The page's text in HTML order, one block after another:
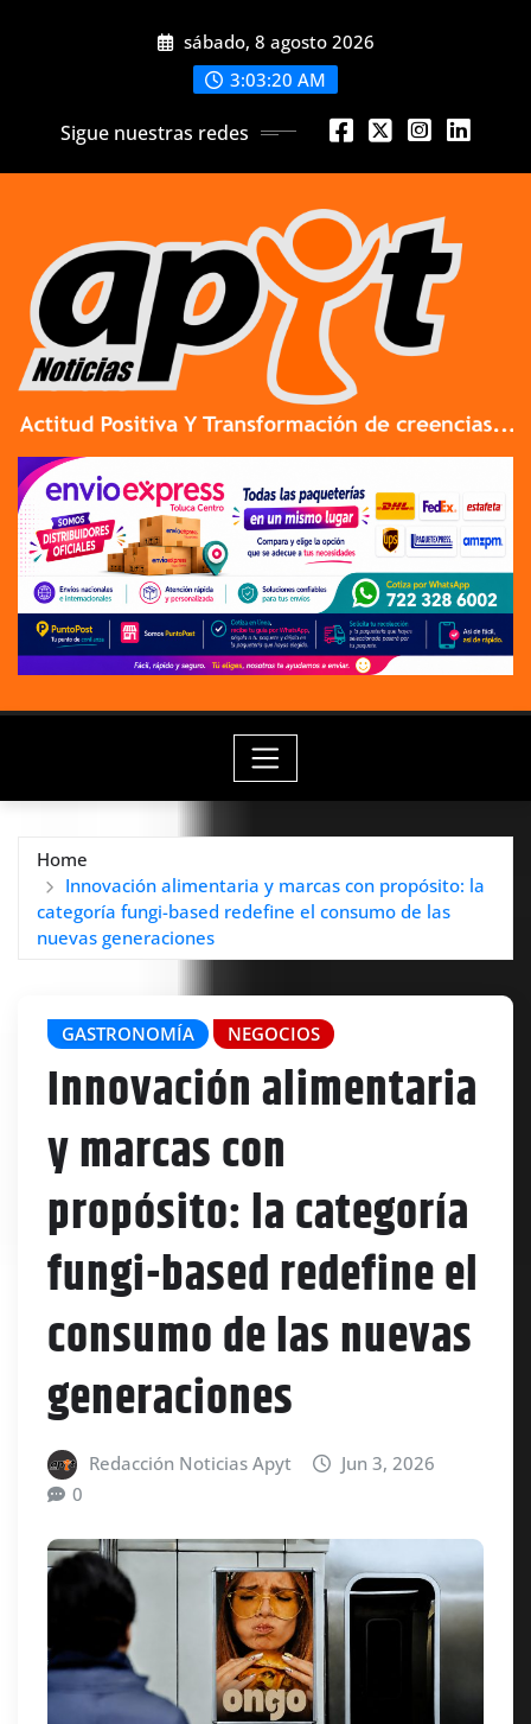
sábado, 8 agosto 2026
3:03:21 AM
Sigue nuestras redes
Home
Innovación alimentaria y marcas con propósito: la
categoría fungi-based redefine el consumo de las
nuevas generaciones
GASTRONOMÍA NEGOCIOS
Innovación alimentaria
y marcas con
propósito: la categoría
fungi-based redefine el
consumo de las nuevas
generaciones
Redacción Noticias Apyt
Jun 3, 2026
0